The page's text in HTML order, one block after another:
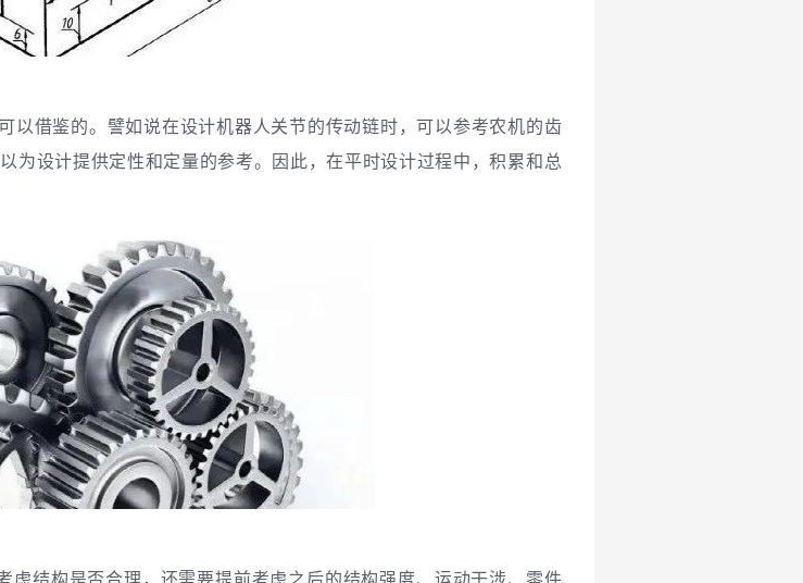
以借鉴的。譬如说在设计机器人关节的传动链时，可以参考农机的齿
为设计提供定性和定量的参考。 因此，在平时设计过程中，积累和总